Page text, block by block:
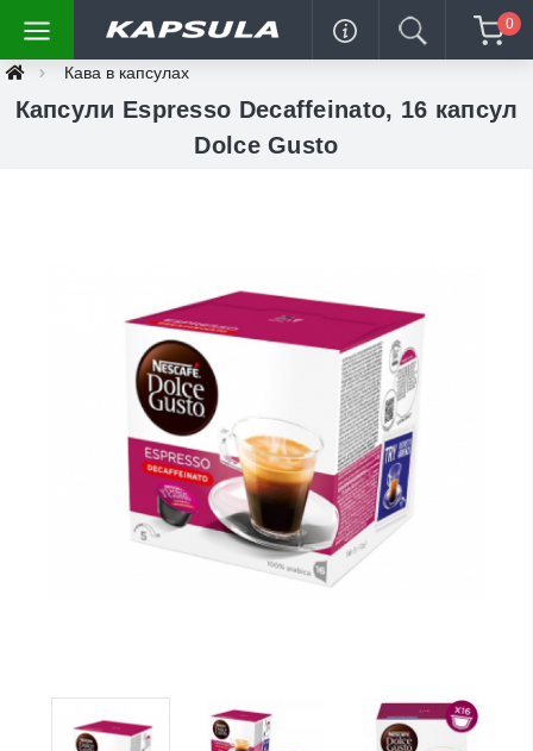
0
Кава в капсулах
Капсули Espresso Decaffeinato, 16 капсул
Dolce Gusto